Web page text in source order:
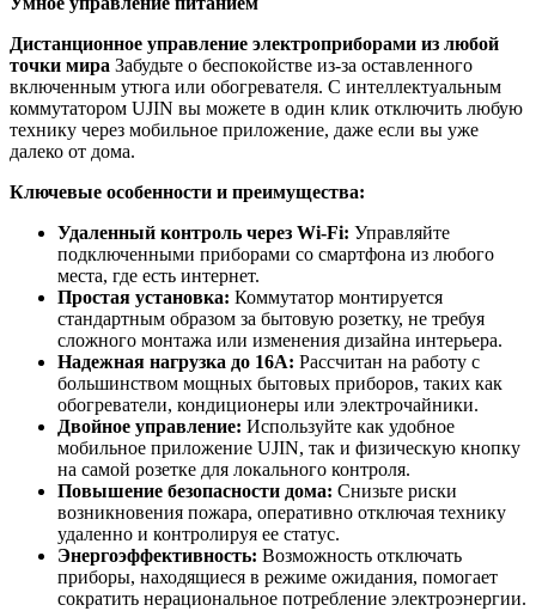
Дистанционное управление электроприборами из любой
точки мира Забудьте о беспокойстве из-за оставленного
включенным утюга или обогревателя. С интеллектуальным
коммутатором UJIN вы можете в один клик отключить любую
технику через мобильное приложение, даже если вы уже
далеко от дома.
Ключевые особенности и преимущества:
Удаленный контроль через Wi-Fi: Управляйте
подключенными приборами со смартфона из любого
места, где есть интернет.
Простая установка: Коммутатор монтируется
стандартным образом за бытовую розетку, не требуя
сложного монтажа или изменения дизайна интерьера.
Надежная нагрузка до 16А: Рассчитан на работу с
большинством мощных бытовых приборов, таких как
обогреватели, кондиционеры или электрочайники.
Двойное управление: Используйте как удобное
мобильное приложение UJIN, так и физическую кнопку
на самой розетке для локального контроля.
Повышение безопасности дома: Снизьте риски
возникновения пожара, оперативно отключая технику
удаленно и контролируя ее статус.
Энергоэффективность: Возможность отключать
приборы, находящиеся в режиме ожидания, помогает
сократить нерациональное потребление электроэнергии.